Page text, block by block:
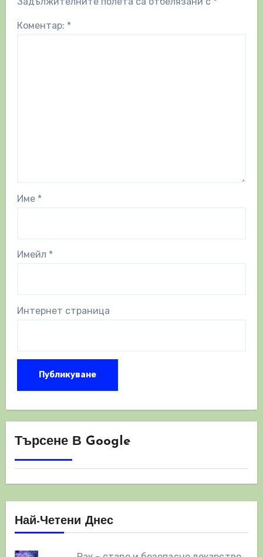
Коментар: *
Име *
Имейл *
Интернет страница
Търсене В Google
Най-Четени Днес